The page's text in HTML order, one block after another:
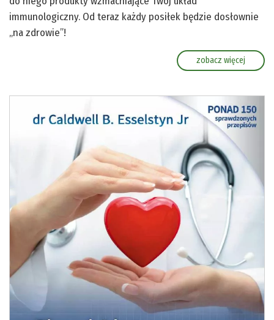
immunologiczny. Od teraz każdy posiłek będzie dosłownie
„na zdrowie”!
zobacz więcej